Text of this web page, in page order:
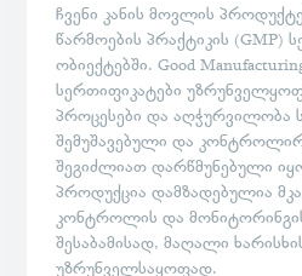
ჩვენი კანის მოვლის
წარმოების პრაქტიკის (GMP)
ობიექტებში. Good
სერთიფიკატები
პროცესები და აღჭურვილობა
შემუშავებული და
შეგიძლიათ დარწმუნებული
პროდუქცია დამზადებულია
კონტროლის და
შესაბამისად, მაღალი
უზრუნველსაყოფად.